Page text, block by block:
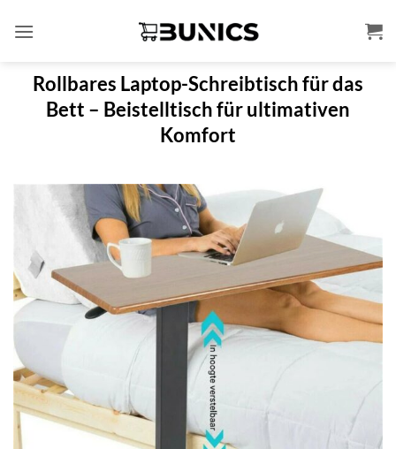
Inhalt
Rollbares Laptop-Schreibtisch für das
Bett – Beistelltisch für ultimativen
Komfort